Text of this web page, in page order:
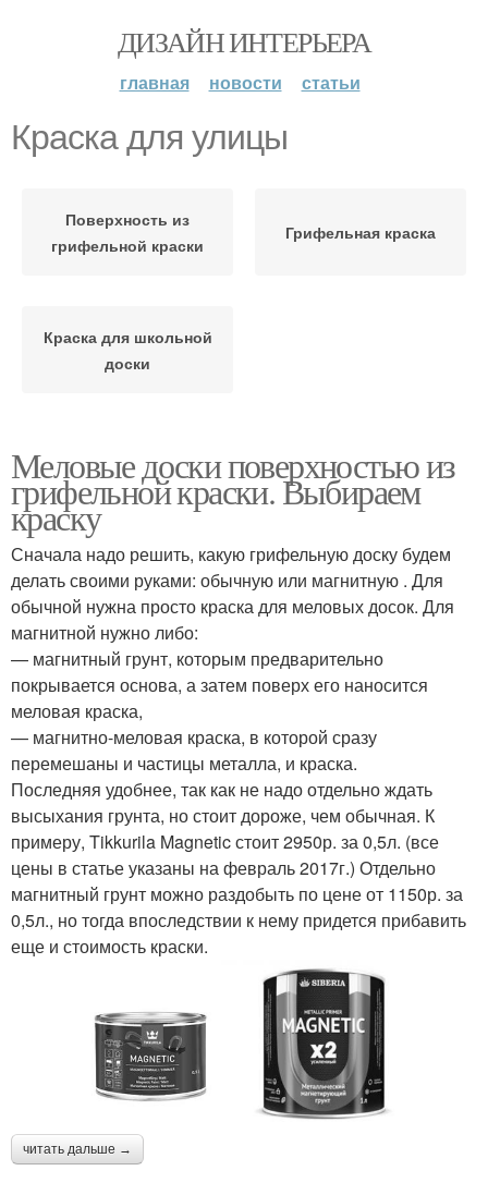
ДИЗАЙН ИНТЕРЬЕРА
главная новости статьи
Краска для улицы
Поверхность из
грифельной краски
Грифельная краска
Краска для школьной
доски
Меловые доски поверхностью из
грифельной краски. Выбираем
краску
Сначала надо решить, какую грифельную доску будем
делать своими руками: обычную или магнитную . Для
обычной нужна просто краска для меловых досок. Для
магнитной нужно либо:
— магнитный грунт, которым предварительно
покрывается основа, а затем поверх его наносится
меловая краска,
— магнитно-меловая краска, в которой сразу
перемешаны и частицы металла, и краска.
Последняя удобнее, так как не надо отдельно ждать
высыхания грунта, но стоит дороже, чем обычная. К
примеру, Tikkurila Magnetic стоит 2950р. за 0,5л. (все
цены в статье указаны на февраль 2017г.) Отдельно
магнитный грунт можно раздобыть по цене от 1150р. за
0,5л., но тогда впоследствии к нему придется прибавить
еще и стоимость краски.
читать дальше →